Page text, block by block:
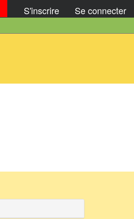
S'inscrire Se connecter